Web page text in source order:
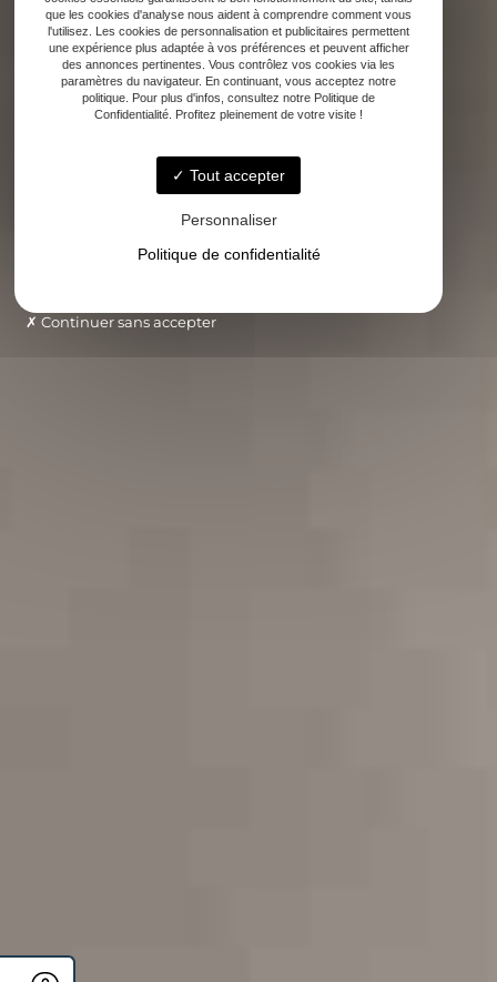
que les cookies d'analyse nous aident à comprendre comment vous
l'utilisez. Les cookies de personnalisation et publicitaires permettent
une expérience plus adaptée à vos préférences et peuvent afficher
des annonces pertinentes. Vous contrôlez vos cookies via les
paramètres du navigateur. En continuant, vous acceptez notre
politique. Pour plus d'infos, consultez notre Politique de
Confidentialité. Profitez pleinement de votre visite !
Tout accepter
Personnaliser
Politique de confidentialité
Continuer sans accepter